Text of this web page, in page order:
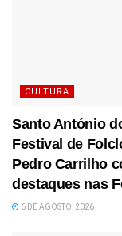
CULTURA
Santo António
Festival de
Pedro Carrilho
destaques nas
6 DE AGOSTO, 2026